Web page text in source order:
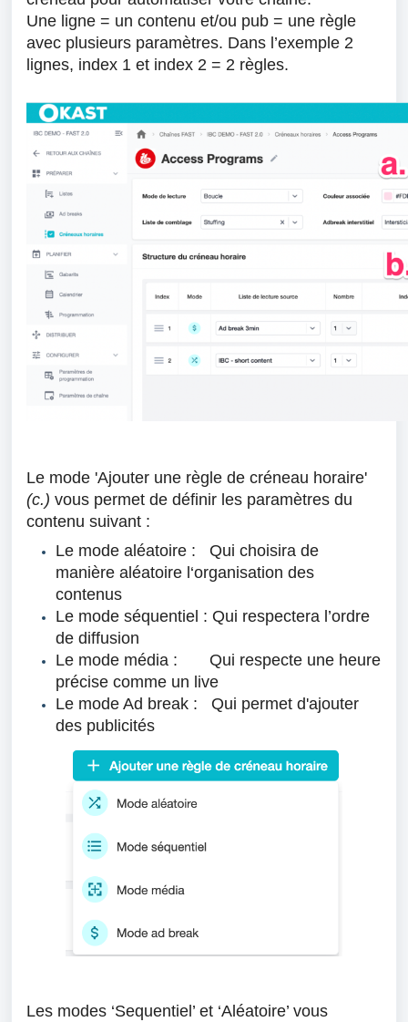
Une ligne = un contenu et/ou pub = une règle
avec plusieurs paramètres. Dans l’exemple 2
lignes, index 1 et index 2 = 2 règles.
Le mode 'Ajouter une règle de créneau horaire'
(c.) vous permet de définir les paramètres du
contenu suivant :
Le mode aléatoire : Qui choisira de
manière aléatoire l‘organisation des
contenus
Le mode séquentiel : Qui respectera l’ordre
de diffusion
Le mode média : Qui respecte une heure
précise comme un live
Le mode Ad break : Qui permet d'ajouter
des publicités
Les modes ‘Sequentiel’ et ‘Aléatoire’ vous